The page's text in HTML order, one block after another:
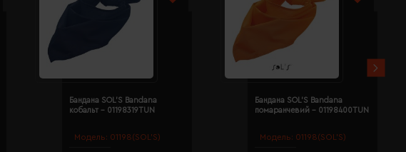
Модель: 01198(SOL’S)
Бандана SOL'S Bandana
кобальт - 01198319TUN
Модель: 01198(SOL’S)
Бандана SOL'S Bandana
помаранчевий - 01198400TUN